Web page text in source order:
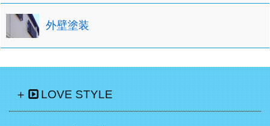
外壁塗装
LOVE STYLE